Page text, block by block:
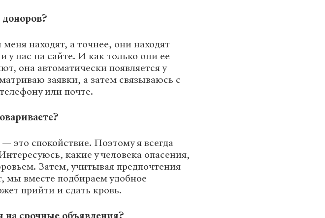
находят, а точнее, они находят
у нас на сайте. И как только они ее
она автоматически появляется у
заявки, а затем связываюсь с
или почте.
это спокойствие. Поэтому я всегда
какие у человека опасения,
Затем, учитывая предпочтения
мы вместе подбираем удобное
прийти и сдать кровь.